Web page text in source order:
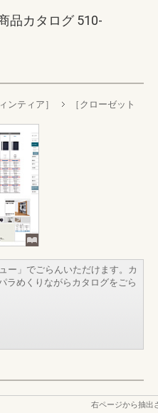
品カタログ 510-
ンティア］
［クローゼット
ー」でごらんいただけます。カ
ラめくりながらカタログをごら
右ページから抽出